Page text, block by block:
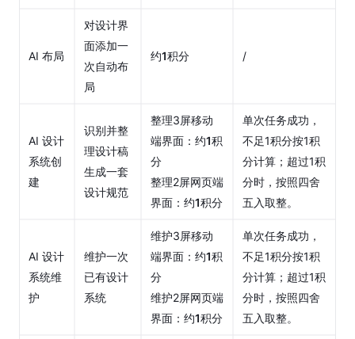
妙多定价调整
说明
客
问
题
AI 布局
对设计界
面添加一
次自动布
局
约1积分 /
AI 设计
系统创
建
识别并整
理设计稿
生成一套
设计规范
整理3屏移动
端界面：约1积
分
整理2屏网页端
界面：约1积分
单次任务成功，
不足1积分按1积
分计算；超过1积
分时，按照四舍
五入取整。
AI 设计
系统维
护
维护一次
已有设计
系统
维护3屏移动
端界面：约1积
分
维护2屏网页端
界面：约1积分
单次任务成功，
不足1积分按1积
分计算；超过1积
分时，按照四舍
五入取整。